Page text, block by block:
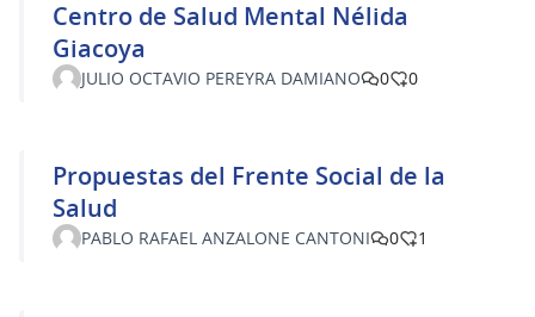
Centro de Salud Mental Nélida
Giacoya
JULIO OCTAVIO PEREYRA DAMIANO 0 0
Propuestas del Frente Social de la
Salud
PABLO RAFAEL ANZALONE CANTONI 0 1